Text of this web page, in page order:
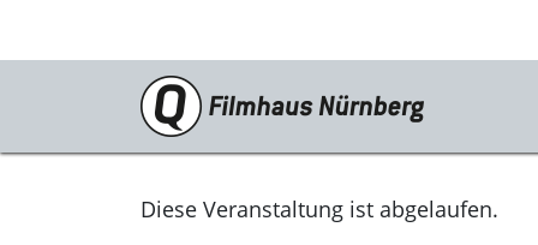
Programm
Neustarts
Diese Veranstaltung ist abgelaufen.